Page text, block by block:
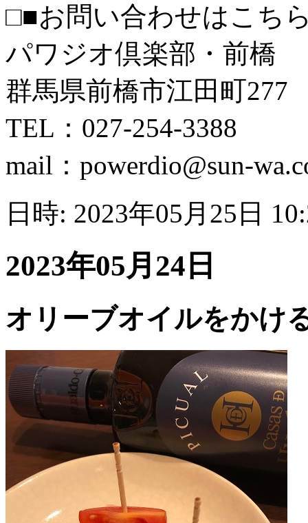
□■お問い合わせはこち
パワジオ倶楽部・前橋
群馬県前橋市江田町277
TEL：027-254-3388
mail：powerdio@sun-
日時: 2023年05月25日
2023年05月24日
オリーブオイルをかけ